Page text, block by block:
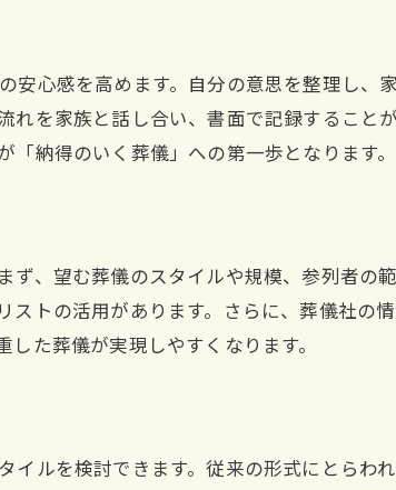
メディアで学ぶ手続きの落とし穴回避法
回避へ終活から始める話し合い
を活用し葬儀時の家族間トラブルを防ぐ
図書館の活用で学ぶ円滑な話し合い術
で家族間の不安や誤解を解消する方法
メディアの知見を取り入れた対策の工夫
で葬儀費用の負担者を明確にする方法
で家族間の費用分担の合意を得るコツ
安心感を高めます。自分の意思を整理し、
を家族と話し合い、書面で記録すること
「納得のいく葬儀」への第一歩となります。
ず、望む葬儀のスタイルや規模、参列者の
ストの活用があります。さらに、葬儀社の
た葬儀が実現しやすくなります。
ルを検討できます。従来の形式にとらわ